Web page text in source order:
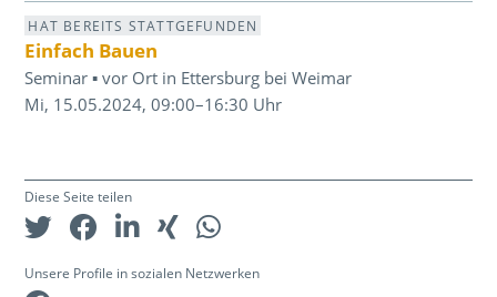
HAT BEREITS STATTGEFUNDEN
Einfach Bauen
Seminar ▪ vor Ort in Ettersburg bei Weimar
Mi, 15.05.2024, 09:00–16:30 Uhr
Diese Seite teilen
Unsere Profile in sozialen Netzwerken